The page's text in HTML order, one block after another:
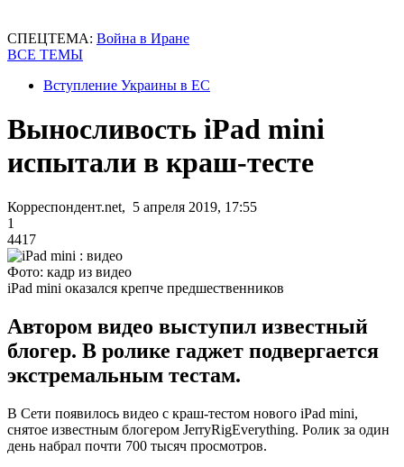
СПЕЦТЕМА: Война в Иране
ВСЕ ТЕМЫ
Вступление Украины в ЕС
Выносливость iPad mini
испытали в краш-тесте
Корреспондент.net, 5 апреля 2019, 17:55
1
4417
Фото: кадр из видео
iPad mini оказался крепче предшественников
Автором видео выступил известный
блогер. В ролике гаджет подвергается
экстремальным тестам.
В Сети появилось видео с краш-тестом нового iPad mini,
снятое известным блогером JerryRigEverything. Ролик за один
день набрал почти 700 тысяч просмотров.